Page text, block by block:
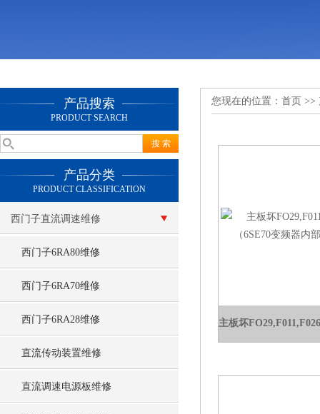
产品搜索
PRODUCT SEARCH
产品分类
PRODUCT CLASSIFICATION
西门子直流调速维修
西门子6RA80维修
西门子6RA70维修
西门子6RA28维修
直流传动装置维修
直流调速电源板维修
您现在的位置： 首页 >>